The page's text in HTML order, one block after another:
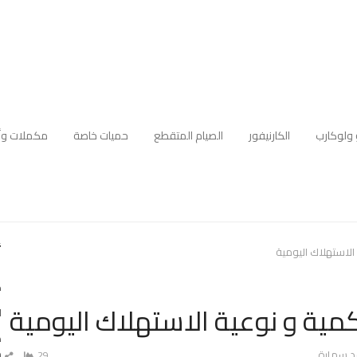
ولوكارب الكارنيفور الصيام المتقطع حميات خاصة مكملات
اليومية
و نوعية الاستهلاك اليومية